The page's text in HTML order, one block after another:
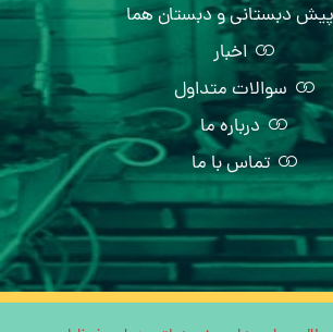
پیش دبستانی و دبستان هما
اخبار
سوالات متداول
درباره ما
تماس با ما